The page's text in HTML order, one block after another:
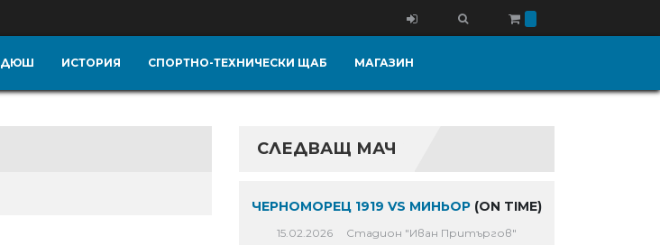
ДЮШ ИСТОРИЯ СПОРТНО-ТЕХНИЧЕСКИ ЩАБ МАГАЗИН
СЛЕДВАЩ МАЧ
ЧЕРНОМОРЕЦ 1919 VS МИНЬОР (ON TIME)
15.02.2026 Стадион "Иван Притъргов"